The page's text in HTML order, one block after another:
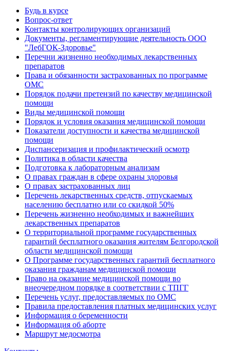
Будь в курсе
Вопрос-ответ
Контакты контролирующих организаций
Документы, регламентирующие деятельность ООО
"ЛебГОК-Здоровье"
Перечни жизненно необходимых лекарственных
препаратов
Права и обязанности застрахованных по программе
ОМС
Порядок подачи претензий по качеству медицинской
помощи
Виды медицинской помощи
Порядок и условия оказания медицинской помощи
Показатели доступности и качества медицинской
помощи
Диспансеризация и профилактический осмотр
Политика в области качества
Подготовка к лабораторным анализам
О правах граждан в сфере охраны здоровья
О правах застрахованных лиц
Перечень лекарственных средств, отпускаемых
населению бесплатно или со скидкой 50%
Перечень жизненно необходимых и важнейших
лекарственных препаратов
О территориальной программе государственных
гарантий бесплатного оказания жителям Белгородской
области медицинской помощи
О Программе государственных гарантий бесплатного
оказания гражданам медицинской помощи
Право на оказание медицинской помощи во
внеочередном порядке в соответствии с ТПГГ
Перечень услуг, предоставляемых по ОМС
Правила предоставления платных медицинских услуг
Информация о беременности
Информация об аборте
Маршрут медосмотра